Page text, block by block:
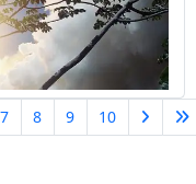
Pagina 1 van 16
7 8 9 10